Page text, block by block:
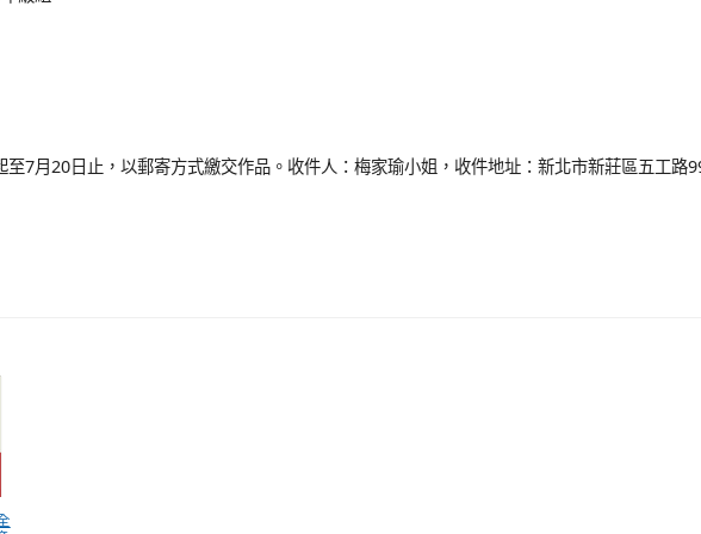
7月20日止，以郵寄方式繳交作品。收件人：梅家瑜小姐，收件地址：新北市新莊區五工路